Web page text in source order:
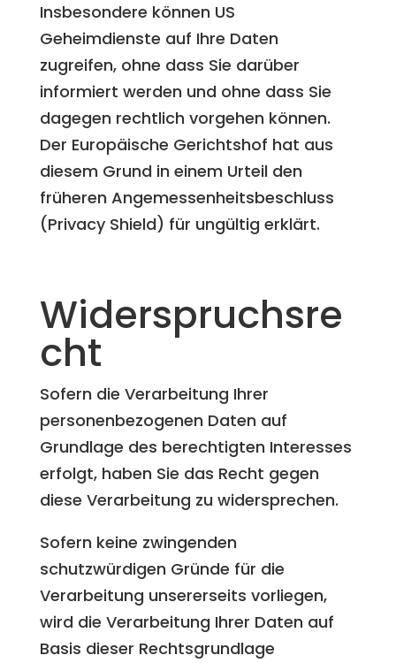
Insbesondere können US
Geheimdienste auf Ihre Daten
zugreifen, ohne dass Sie darüber
informiert werden und ohne dass Sie
dagegen rechtlich vorgehen können.
Der Europäische Gerichtshof hat aus
diesem Grund in einem Urteil den
früheren Angemessenheitsbeschluss
(Privacy Shield) für ungültig erklärt.
Widerspruchsre
cht
Sofern die Verarbeitung Ihrer
personenbezogenen Daten auf
Grundlage des berechtigten Interesses
erfolgt, haben Sie das Recht gegen
diese Verarbeitung zu widersprechen.
Sofern keine zwingenden
schutzwürdigen Gründe für die
Verarbeitung unsererseits vorliegen,
wird die Verarbeitung Ihrer Daten auf
Basis dieser Rechtsgrundlage